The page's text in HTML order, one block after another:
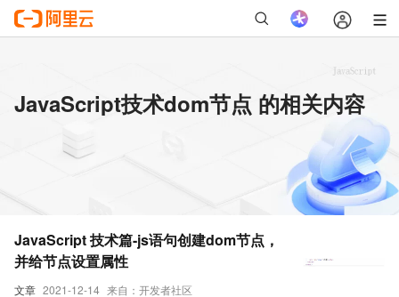
JavaScript技术dom节点 的相关内容
文章 2021-12-14 来自：开发者社区
JavaScript 技术篇-js语句创建dom节点，
并给节点设置属性